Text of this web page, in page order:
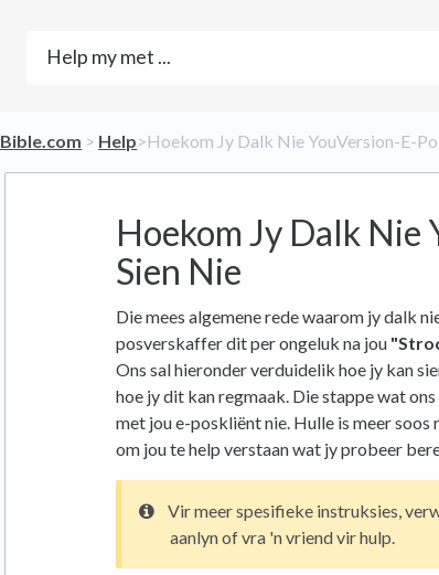
​Bible.com ​ > ​ ​Help​>​ Hoekom Jy Dalk Nie YouVersion-E-
Hoekom Jy Dalk Nie
Sien Nie
Die mees algemene rede waarom jy dalk
posverskaffer dit per ongeluk na jou
Ons sal hieronder verduidelik hoe jy kan
hoe jy dit kan regmaak. Die stappe wat
met jou e-poskliënt nie. Hulle is meer
om jou te help verstaan ​​wat jy probeer
Vir meer spesifieke instruksies,
aanlyn of vra 'n vriend vir hulp.